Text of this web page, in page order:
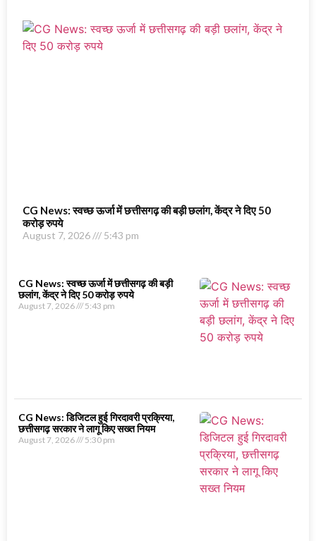
CG News: स्वच्छ ऊर्जा में छत्तीसगढ़ की बड़ी छलांग, केंद्र ने दिए 50
करोड़ रुपये
August 7, 2026 5:43 pm
CG News: स्वच्छ ऊर्जा में छत्तीसगढ़ की बड़ी
छलांग, केंद्र ने दिए 50 करोड़ रुपये
August 7, 2026 5:43 pm
CG News: डिजिटल हुई गिरदावरी प्रक्रिया,
छत्तीसगढ़ सरकार ने लागू किए सख्त नियम
August 7, 2026 5:30 pm